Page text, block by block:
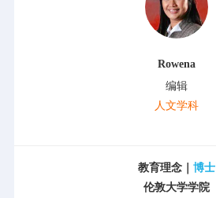
Rowena
编辑
人文学科
教育理念｜ 博士
伦敦大学学院